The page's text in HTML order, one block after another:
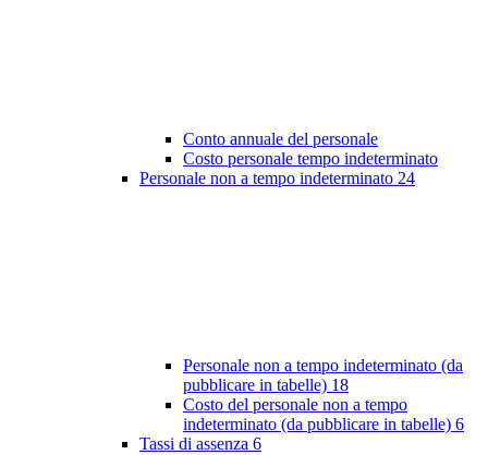
Conto annuale del personale
Costo personale tempo indeterminato
Personale non a tempo indeterminato 24
Personale non a tempo indeterminato (da
pubblicare in tabelle) 18
Costo del personale non a tempo
indeterminato (da pubblicare in tabelle) 6
Tassi di assenza 6